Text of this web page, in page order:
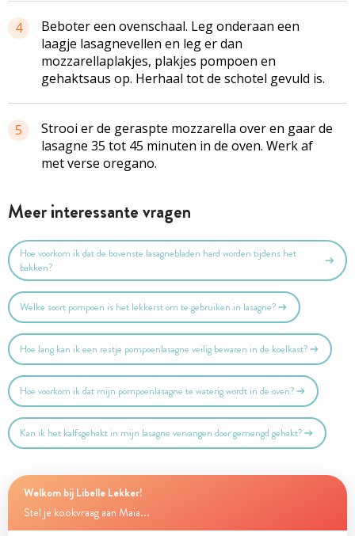
4
Beboter een ovenschaal. Leg onderaan een
laagje lasagnevellen en leg er dan
mozzarellaplakjes, plakjes pompoen en
gehaktsaus op. Herhaal tot de schotel gevuld is.
5
Strooi er de geraspte mozzarella over en gaar de
lasagne 35 tot 45 minuten in de oven. Werk af
met verse oregano.
Meer interessante vragen
Hoe voorkom ik dat de bovenste lasagnebladen hard worden tijdens het
bakken?
Welke soort pompoen is het lekkerst om te gebruiken in lasagne?
Hoe lang kan ik een restje pompoenlasagne veilig bewaren in de koelkast?
Hoe voorkom ik dat mijn pompoenlasagne te waterig wordt in de oven?
Kan ik het kalfsgehakt in mijn lasagne vervangen door gemengd gehakt?
Welkom bij Libelle Lekker!
Stel je kookvraag aan Maia...